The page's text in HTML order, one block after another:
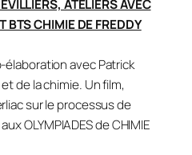
ATELIERS AVEC
BTS CHIMIE DE FREDDY
avec Patrick
de la chimie. Un film,
sur le processus de
OLYMPIADES de CHIMIE